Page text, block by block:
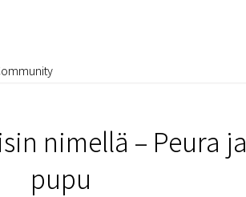
nimellä – Peura ja
pupu